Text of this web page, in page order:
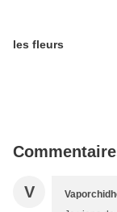
les fleurs
V